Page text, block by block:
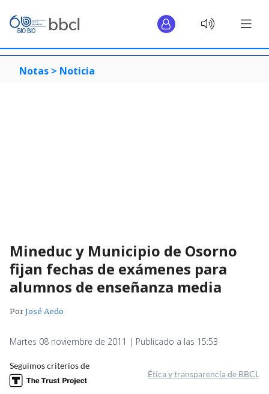
Notas > Noticia
Mineduc y Municipio de Osorno
fijan fechas de exámenes para
alumnos de enseñanza media
PorJosé Aedo
Martes 08 noviembre de 2011 | Publicado a las 15:53
Seguimos criterios de
Ética y transparencia de BBCL